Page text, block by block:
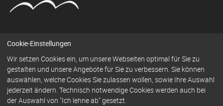
überspringen
Kontakt Impressum Datenschutz
Cookie-Einstellungen
Wir setzen Cookies ein, um unsere Webseiten optimal für Sie zu
gestalten und unsere Angebote für Sie zu verbessern. Sie können
auswählen, welche Cookies Sie zulassen wollen, sowie Ihre Auswahl
jederzeit ändern. Technisch notwendige Cookies werden auch bei
der Auswahl von "Ich lehne ab" gesetzt.